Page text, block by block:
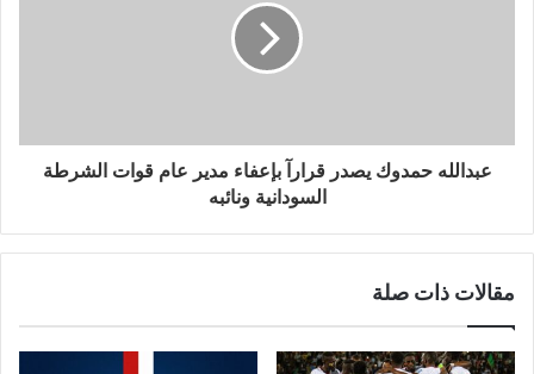
عبدالله حمدوك يصدر قرارآ بإعفاء مدير عام قوات الشرطة
السودانية ونائبه
مقالات ذات صلة